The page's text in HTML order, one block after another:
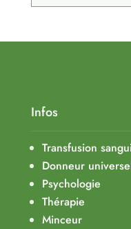
Infos
Transfusion
Donneur
Psychologie
Thérapie
Minceur